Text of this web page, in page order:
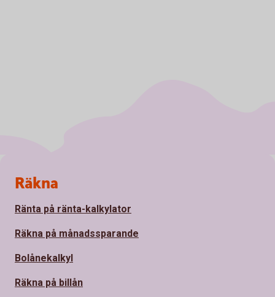
Sidfot
Räkna
Ränta på ränta-kalkylator
Räkna på månadssparande
Bolånekalkyl
Räkna på billån